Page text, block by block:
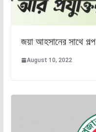
জয়া আহসানের সাথে গল্প
August 10, 2022